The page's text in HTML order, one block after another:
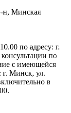
н, Минская
по адресу: г.
по
с имеющейся
г. Минск, ул.
в